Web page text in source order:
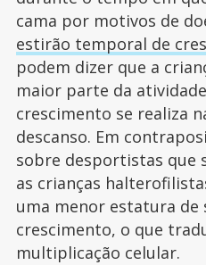
cama por motivos de
estirão temporal de
podem dizer que a
maior parte da
crescimento se realiza
descanso. Em
sobre desportistas que
as crianças
uma menor estatura de
crescimento, o que
multiplicação celular.